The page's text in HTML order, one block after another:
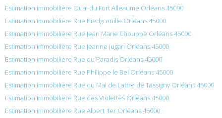
Estimation immobilière Quai du Fort Alleaume Orléans 45000
Estimation immobilière Rue Piedgrouille Orléans 45000
Estimation immobilière Rue Jean Marie Chouppe Orléans 45000
Estimation immobilière Rue Jeanne Jugan Orléans 45000
Estimation immobilière Rue du Paradis Orléans 45000
Estimation immobilière Rue Philippe le Bel Orléans 45000
Estimation immobilière Rue du Mal de Lattre de Tassigny Orléans 45000
Estimation immobilière Rue des Violettes Orléans 45000
Estimation immobilière Rue Albert 1er Orléans 45000